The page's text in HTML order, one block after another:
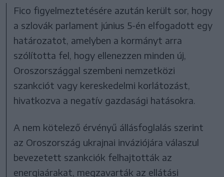
Fico figyelmeztetésére azután került sor, hogy
a szlovák parlament június 5-én elfogadott egy
határozatot, amelyben a kormányt arra
szólította fel, hogy ellenezzen minden új,
Oroszországgal szembeni nemzetközi
szankciót vagy kereskedelmi korlátozást,
hivatkozva a negatív gazdasági hatásokra.
A nem kötelező érvényű állásfoglalás szerint
az Oroszország ukrajnai inváziójára válaszul
bevezetett szankciók felhajtották az
energiaárakat, megzavarták az ellátási